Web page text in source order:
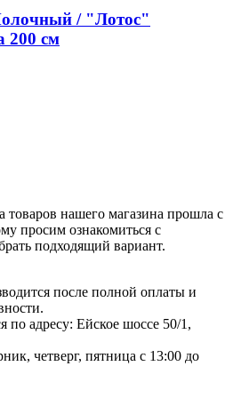
/ "Лотос"
200 см
нашего магазина прошла с
просим ознакомиться с
подходящий вариант.
после полной оплаты и
по адресу: Ейское шоссе 50/1,
четверг, пятница с 13:00 до